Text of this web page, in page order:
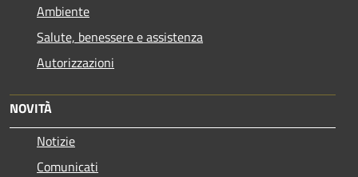
Ambiente
Salute, benessere e assistenza
Autorizzazioni
NOVITÀ
Notizie
Comunicati